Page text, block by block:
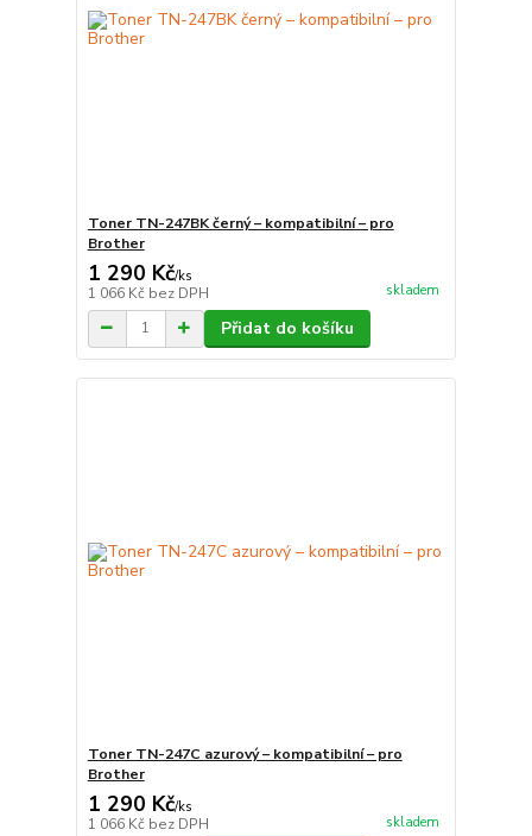
Toner TN-247BK černý – kompatibilní – pro
Brother
1 290 Kč/ks
1 066 Kč bez DPH skladem
Přidat do košíku
Toner TN-247C azurový – kompatibilní – pro
Brother
1 290 Kč/ks
1 066 Kč bez DPH skladem